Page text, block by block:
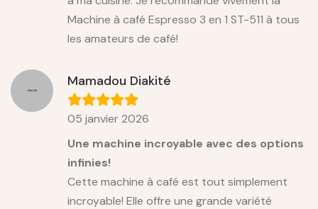
Machine à café Espresso 3 en 1 ST-511 à tous
les amateurs de café!
Mamadou Diakité
05 janvier 2026
Une machine incroyable avec des options
infinies!
Cette machine à café est tout simplement
incroyable! Elle offre une grande variété